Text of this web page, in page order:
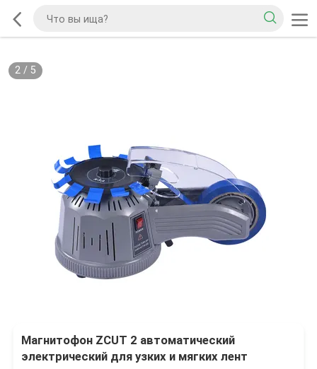
2/ 5
Магнитофон ZCUT 2 автоматический
электрический для узких и мягких лент